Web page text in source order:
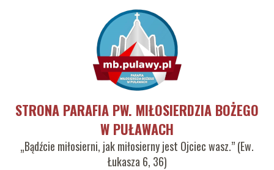
STRONA PARAFIA PW. MIŁOSIERDZIA BOŻEGO
W PUŁAWACH
„Bądźcie miłosierni, jak miłosierny jest Ojciec wasz.” (Ew.
Łukasza 6, 36)